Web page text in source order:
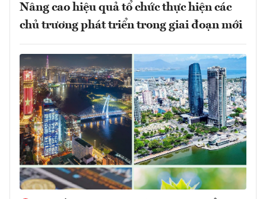
Nâng cao hiệu quả tổ chức thực hiện các
chủ trương phát triển trong giai đoạn mới